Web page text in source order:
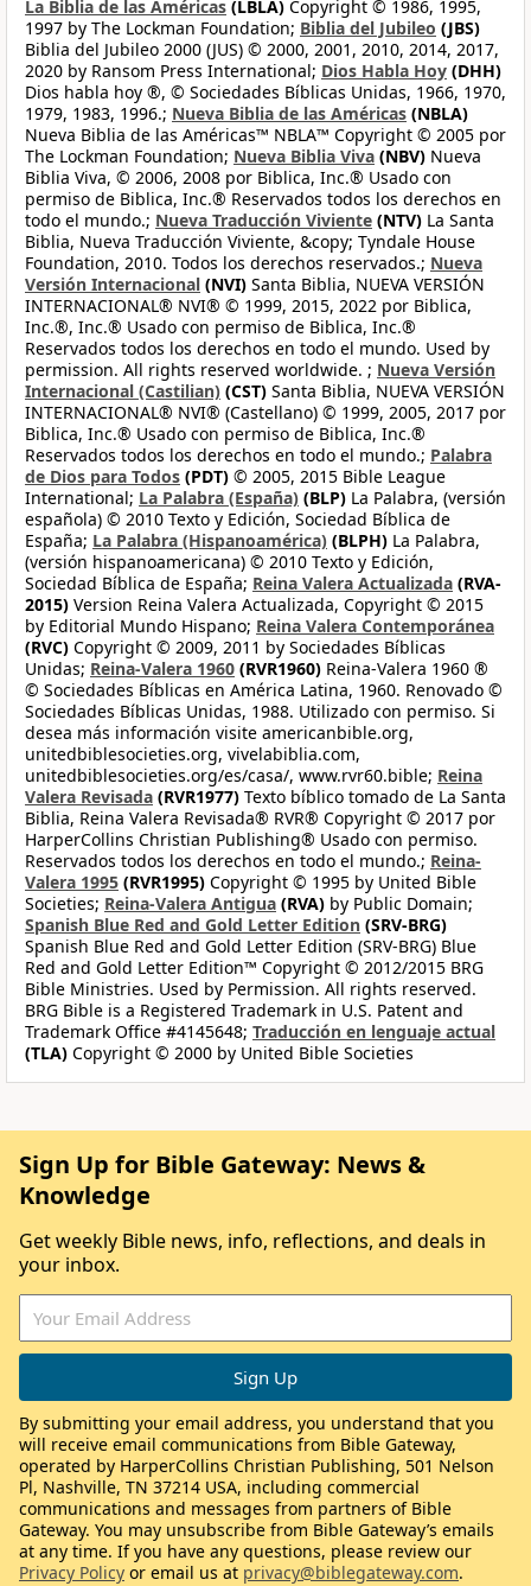
La Biblia de las Américas (LBLA) Copyright © 1986, 1995,
1997 by The Lockman Foundation; Biblia del Jubileo (JBS)
Biblia del Jubileo 2000 (JUS) © 2000, 2001, 2010, 2014, 2017,
2020 by Ransom Press International; Dios Habla Hoy (DHH)
Dios habla hoy ®, © Sociedades Bíblicas Unidas, 1966, 1970,
1979, 1983, 1996.; Nueva Biblia de las Américas (NBLA)
Nueva Biblia de las Américas™ NBLA™ Copyright © 2005 por
The Lockman Foundation; Nueva Biblia Viva (NBV) Nueva
Biblia Viva, © 2006, 2008 por Biblica, Inc.® Usado con
permiso de Biblica, Inc.® Reservados todos los derechos en
todo el mundo.; Nueva Traducción Viviente (NTV) La Santa
Biblia, Nueva Traducción Viviente, &copy; Tyndale House
Foundation, 2010. Todos los derechos reservados.; Nueva
Versión Internacional (NVI) Santa Biblia, NUEVA VERSIÓN
INTERNACIONAL® NVI® © 1999, 2015, 2022 por Biblica,
Inc.®, Inc.® Usado con permiso de Biblica, Inc.®
Reservados todos los derechos en todo el mundo. Used by
permission. All rights reserved worldwide. ; Nueva Versión
Internacional (Castilian) (CST) Santa Biblia, NUEVA VERSIÓN
INTERNACIONAL® NVI® (Castellano) © 1999, 2005, 2017 por
Biblica, Inc.® Usado con permiso de Biblica, Inc.®
Reservados todos los derechos en todo el mundo.; Palabra
de Dios para Todos (PDT) © 2005, 2015 Bible League
International; La Palabra (España) (BLP) La Palabra, (versión
española) © 2010 Texto y Edición, Sociedad Bíblica de
España; La Palabra (Hispanoamérica) (BLPH) La Palabra,
(versión hispanoamericana) © 2010 Texto y Edición,
Sociedad Bíblica de España; Reina Valera Actualizada (RVA-
2015) Version Reina Valera Actualizada, Copyright © 2015
by Editorial Mundo Hispano; Reina Valera Contemporánea
(RVC) Copyright © 2009, 2011 by Sociedades Bíblicas
Unidas; Reina-Valera 1960 (RVR1960) Reina-Valera 1960 ®
© Sociedades Bíblicas en América Latina, 1960. Renovado ©
Sociedades Bíblicas Unidas, 1988. Utilizado con permiso. Si
desea más información visite americanbible.org,
unitedbiblesocieties.org, vivelabiblia.com,
unitedbiblesocieties.org/es/casa/, www.rvr60.bible; Reina
Valera Revisada (RVR1977) Texto bíblico tomado de La Santa
Biblia, Reina Valera Revisada® RVR® Copyright © 2017 por
HarperCollins Christian Publishing® Usado con permiso.
Reservados todos los derechos en todo el mundo.; Reina-
Valera 1995 (RVR1995) Copyright © 1995 by United Bible
Societies; Reina-Valera Antigua (RVA) by Public Domain;
Spanish Blue Red and Gold Letter Edition (SRV-BRG)
Spanish Blue Red and Gold Letter Edition (SRV-BRG) Blue
Red and Gold Letter Edition™ Copyright © 2012/2015 BRG
Bible Ministries. Used by Permission. All rights reserved.
BRG Bible is a Registered Trademark in U.S. Patent and
Trademark Office #4145648; Traducción en lenguaje actual
(TLA) Copyright © 2000 by United Bible Societies
Sign Up for Bible Gateway: News &
Knowledge
Get weekly Bible news, info, reflections, and deals in
your inbox.
By submitting your email address, you understand that you
will receive email communications from Bible Gateway,
operated by HarperCollins Christian Publishing, 501 Nelson
Pl, Nashville, TN 37214 USA, including commercial
communications and messages from partners of Bible
Gateway. You may unsubscribe from Bible Gateway’s emails
at any time. If you have any questions, please review our
Privacy Policy or email us at privacy@biblegateway.com.